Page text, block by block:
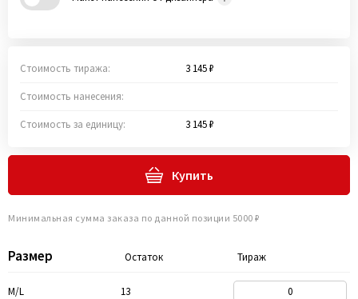
Размер Остаток Тираж
M/L 13
Стоимость тиража: 3 145 ₽
Стоимость нанесения:
Стоимость за единицу: 3 145 ₽
Купить
Минимальная сумма заказа по данной позиции 5000 ₽